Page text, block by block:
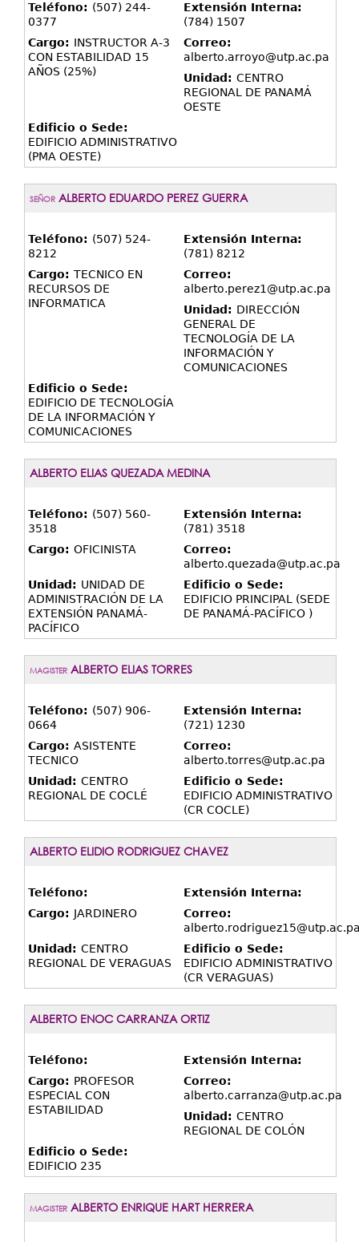
Teléfono: (507) 244-
0377
Extensión Interna:
(784) 1507
Cargo: INSTRUCTOR A-3
CON ESTABILIDAD 15
AÑOS (25%)
Correo:
alberto.arroyo@utp.ac.pa
Unidad: CENTRO
REGIONAL DE PANAMÁ
OESTE
Edificio o Sede:
EDIFICIO ADMINISTRATIVO
(PMA OESTE)
SEÑOR ALBERTO EDUARDO PEREZ GUERRA
Teléfono: (507) 524-
8212
Extensión Interna:
(781) 8212
Cargo: TECNICO EN
RECURSOS DE
INFORMATICA
Correo:
alberto.perez1@utp.ac.pa
Unidad: DIRECCIÓN
GENERAL DE
TECNOLOGÍA DE LA
INFORMACIÓN Y
COMUNICACIONES
Edificio o Sede:
EDIFICIO DE TECNOLOGÍA
DE LA INFORMACIÓN Y
COMUNICACIONES
ALBERTO ELIAS QUEZADA MEDINA
Teléfono: (507) 560-
3518
Extensión Interna:
(781) 3518
Cargo: OFICINISTA
Correo:
alberto.quezada@utp.ac.pa
Unidad: UNIDAD DE
ADMINISTRACIÓN DE LA
EXTENSIÓN PANAMÁ-
PACÍFICO
Edificio o Sede:
EDIFICIO PRINCIPAL (SEDE
DE PANAMÁ-PACÍFICO )
MAGISTER ALBERTO ELIAS TORRES
Teléfono: (507) 906-
0664
Extensión Interna:
(721) 1230
Cargo: ASISTENTE
TECNICO
Correo:
alberto.torres@utp.ac.pa
Unidad: CENTRO
REGIONAL DE COCLÉ
Edificio o Sede:
EDIFICIO ADMINISTRATIVO
(CR COCLE)
ALBERTO ELIDIO RODRIGUEZ CHAVEZ
Teléfono:
Extensión Interna:
Cargo: JARDINERO
Correo:
Unidad: CENTRO
REGIONAL DE VERAGUAS
Edificio o Sede:
EDIFICIO ADMINISTRATIVO
(CR VERAGUAS)
ALBERTO ENOC CARRANZA ORTIZ
Teléfono:
Extensión Interna:
Cargo: PROFESOR
ESPECIAL CON
ESTABILIDAD
Correo:
alberto.carranza@utp.ac.pa
Unidad: CENTRO
REGIONAL DE COLÓN
Edificio o Sede:
EDIFICIO 235
MAGISTER ALBERTO ENRIQUE HART HERRERA